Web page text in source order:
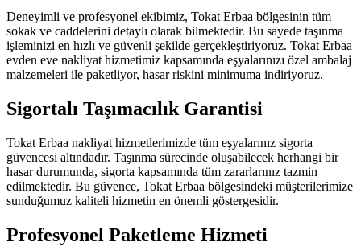
Deneyimli ve profesyonel ekibimiz, Tokat Erbaa bölgesinin tüm
sokak ve caddelerini detaylı olarak bilmektedir. Bu sayede taşınma
işleminizi en hızlı ve güvenli şekilde gerçekleştiriyoruz. Tokat Erbaa
evden eve nakliyat hizmetimiz kapsamında eşyalarınızı özel ambalaj
malzemeleri ile paketliyor, hasar riskini minimuma indiriyoruz.
Sigortalı Taşımacılık Garantisi
Tokat Erbaa nakliyat hizmetlerimizde tüm eşyalarınız sigorta
güvencesi altındadır. Taşınma sürecinde oluşabilecek herhangi bir
hasar durumunda, sigorta kapsamında tüm zararlarınız tazmin
edilmektedir. Bu güvence, Tokat Erbaa bölgesindeki müşterilerimize
sunduğumuz kaliteli hizmetin en önemli göstergesidir.
Profesyonel Paketleme Hizmeti